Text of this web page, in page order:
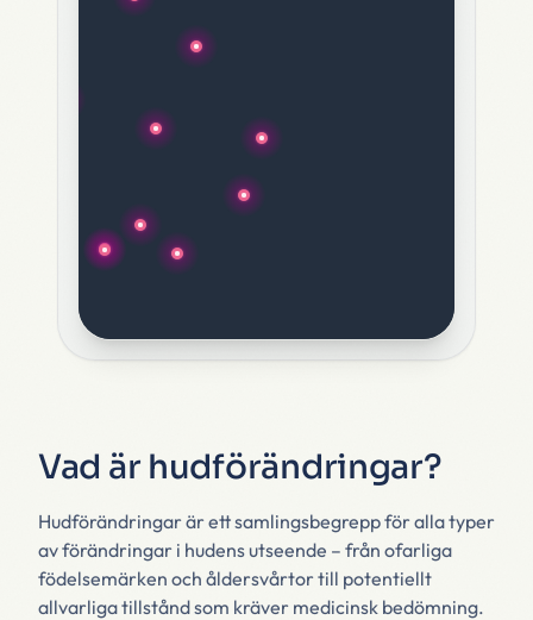
Vad är hudförändringar?
Hudförändringar är ett samlingsbegrepp för alla typer
av förändringar i hudens utseende – från ofarliga
födelsemärken och åldersvårtor till potentiellt
allvarliga tillstånd som kräver medicinsk bedömning.